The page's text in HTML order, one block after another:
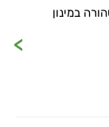
במינון